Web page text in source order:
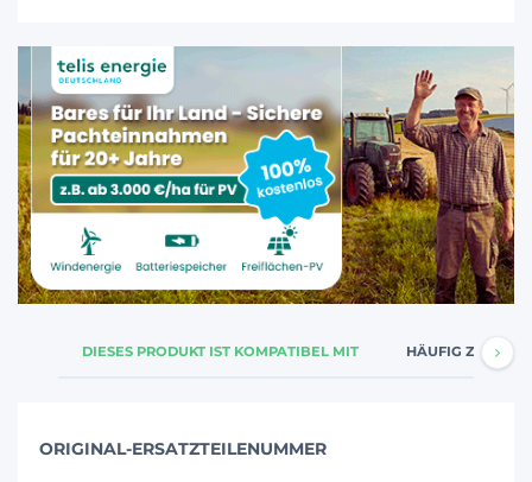
DIESES PRODUKT IST KOMPATIBEL MIT HÄUFIG
ORIGINAL-ERSATZTEILENUMMER